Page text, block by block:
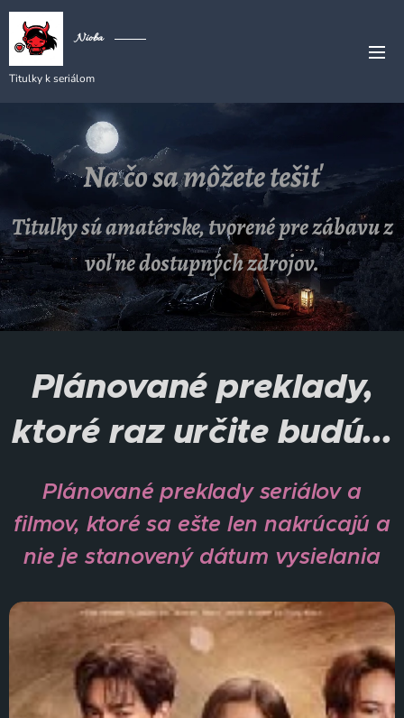
Nioba
Titulky k seriálom
Na čo sa môžete tešiť
Titulky sú amatérske, tvorené pre zábavu z
voľne dostupných zdrojov.
Plánované preklady,
ktoré raz určite budú...
Plánované preklady seriálov a
filmov, ktoré sa ešte len nakrúcajú a
nie je stanovený dátum vysielania